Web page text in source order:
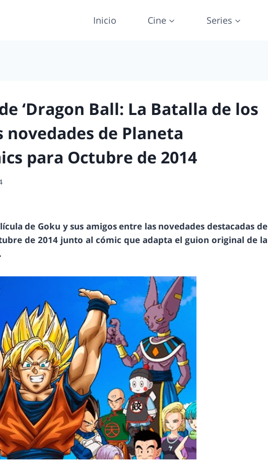
Inicio Cine Series
‘Dragon Ball: La Batalla de los
novedades de Planeta
para Octubre de 2014
de Goku y sus amigos entre las novedades destacadas de
de 2014 junto al cómic que adapta el guion original de la